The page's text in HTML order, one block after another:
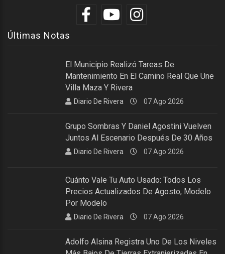
Últimas Notas
El Municipio Realizó Tareas De
Mantenimiento En El Camino Real Que Une
Villa Maza Y Rivera
Diario De Rivera 07 Ago 2026
Grupo Sombras Y Daniel Agostini Vuelven
Juntos Al Escenario Después De 30 Años
Diario De Rivera 07 Ago 2026
Cuánto Vale Tu Auto Usado: Todos Los
Precios Actualizados De Agosto, Modelo
Por Modelo
Diario De Rivera 07 Ago 2026
Adolfo Alsina Registra Uno De Los Niveles